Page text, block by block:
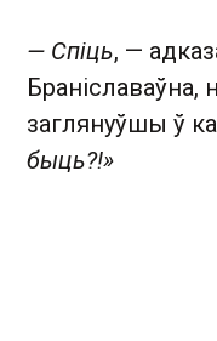
— Спіць, —
Браніславаўна,
заглянуўшы ў
быць?!»